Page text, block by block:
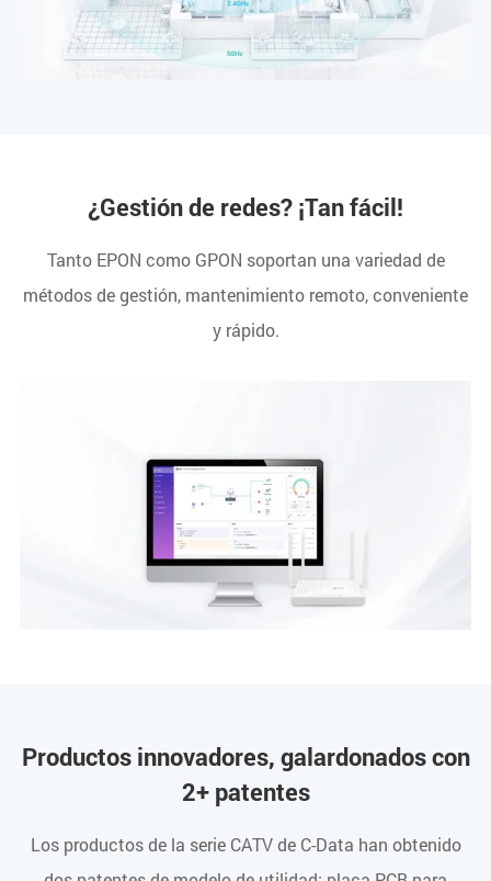
¿Gestión de redes? ¡Tan fácil!
Tanto EPON como GPON soportan una variedad de
métodos de gestión, mantenimiento remoto, conveniente
y rápido.
Productos innovadores, galardonados con
2+ patentes
Los productos de la serie CATV de C-Data han obtenido